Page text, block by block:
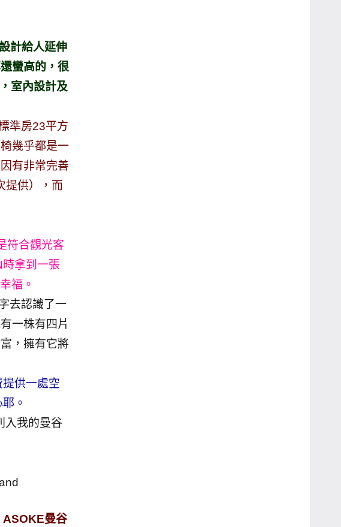
計給人延伸
蠻高的，很
室內設計及
準房23平方
幾乎都是一
有非常完善
提供），而
符合觀光客
拿到一張
福。
去認識了一
一株有四片
，擁有它將
供一處空
。
入我的曼谷
ASOKE曼谷